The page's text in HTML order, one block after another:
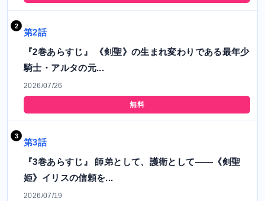
第2話
『2巻あらすじ』 《剣聖》の生まれ変わりである最年少
騎士・アルタの元...
2026/07/26
無料
第3話
『3巻あらすじ』 師弟として、護衛として――《剣聖
姫》イリスの信頼を...
2026/07/19